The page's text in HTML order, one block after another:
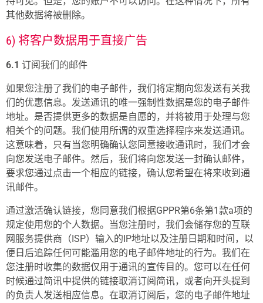
其他数据将被删除。
6) 将客户数据用于直接广告
6.1 订阅我们的邮件
如果您注册了我们的电子邮件，我们将定期向您发送有关我
们的优惠信息。发送通讯的唯一强制性数据是您的电子邮件
地址。是否提供更多的数据是自愿的，并将被用于处理与您
相关个的问题。我们使用所谓的双重选择程序来发送通讯。
这意味着，只有当您明确确认您同意接收通讯时，我们才会
向您发送电子邮件。然后，我们将向您发送一封确认邮件，
要求您通过点击一个相应的链接，确认您希望在将来收到通
讯邮件。
通过激活确认链接，您同意我们根据GPPR第6条第1款a项的
规定使用您的个人数据。当您注册时，我们会储存您的互联
网服务提供商（ISP）输入的IP地址以及注册日期和时间，以
便日后追踪任何可能滥用您的电子邮件地址的行为。我们在
您注册时收集的数据仅用于通讯的宣传目的。您可以在任何
时候通过简讯中提供的链接取消订阅简讯，或者向开头提到
的负责人发送相应信息。在取消订阅后，您的电子邮件地址